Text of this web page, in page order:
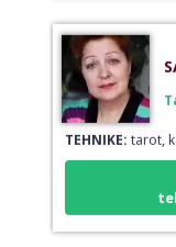
TEHNIKE:tarot,